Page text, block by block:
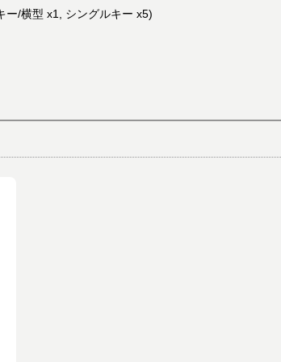
ー/横型 x1, シングルキー x5)